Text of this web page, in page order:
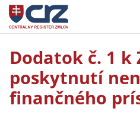
Dodatok č. 1 k
poskytnutí
finančného